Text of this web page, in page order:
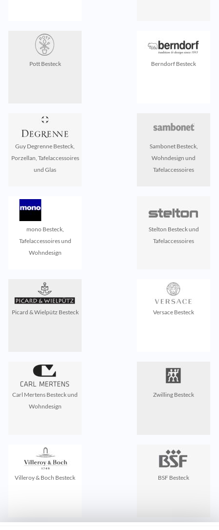
Pott Besteck Berndorf Besteck
Guy Degrenne Besteck,
Porzellan, Tafelaccessoires
und Glas
Sambonet Besteck,
Wohndesign und
Tafelaccessoires
mono Besteck,
Tafelaccessoires und
Wohndesign
Stelton Besteck und
Tafelaccessoires
Picard & Wielpütz Besteck Versace Besteck
Carl Mertens Besteck und
Wohndesign
Zwilling Besteck
Villeroy & Boch Besteck BSF Besteck